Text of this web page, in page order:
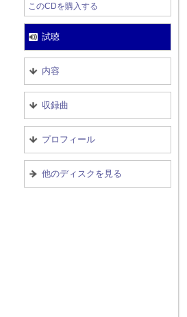
このCDを購入する
試聴
内容
収録曲
プロフィール
他のディスクを見る